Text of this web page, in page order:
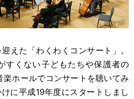
えた「わくわくコンサート」。
すくない子どもたちや保護者の
ホールでコンサートを聴いてみ
に平成19年度にスタートしまし